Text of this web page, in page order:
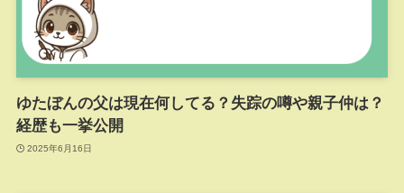
ゆたぼんの父は現在何してる？失踪の噂や親子仲は？
経歴も一挙公開
2025年6月16日